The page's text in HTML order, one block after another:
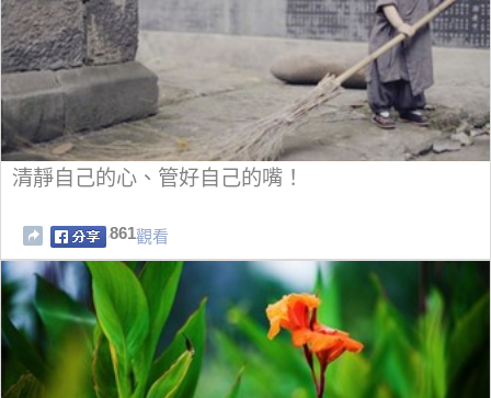
清靜自己的心、管好自己的嘴！
861觀看